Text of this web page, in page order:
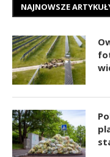
NAJNOWSZE